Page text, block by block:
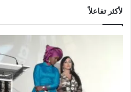
لأكثر تفاعلاً